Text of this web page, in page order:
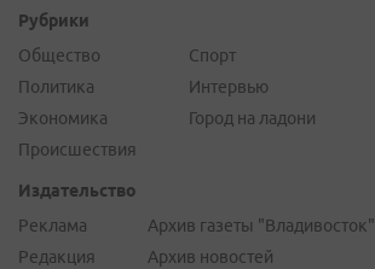
Рубрики
Общество
Политика
Экономика
Происшествия
Спорт
Интервью
Город на ладони
Издательство
Реклама
Редакция
Архив газеты "Владивосток"
Архив новостей